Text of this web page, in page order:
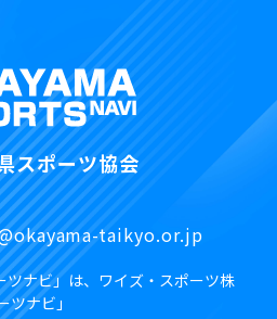
スポーツ協会
taikyo.or.jp
ツナビ」は、ワイズ・スポーツ株
ナビ」